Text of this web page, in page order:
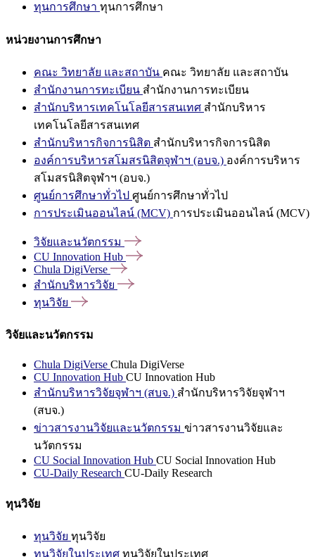
ทุนการศึกษา ทุนการศึกษา
หน่วยงานการศึกษา
คณะ วิทยาลัย และสถาบัน คณะ วิทยาลัย และสถาบัน
สำนักงานการทะเบียน สำนักงานการทะเบียน
สำนักบริหารเทคโนโลยีสารสนเทศ สำนักบริหาร
เทคโนโลยีสารสนเทศ
สำนักบริหารกิจการนิสิต สำนักบริหารกิจการนิสิต
องค์การบริหารสโมสรนิสิตจุฬาฯ (อบจ.) องค์การบริหาร
สโมสรนิสิตจุฬาฯ (อบจ.)
ศูนย์การศึกษาทั่วไป ศูนย์การศึกษาทั่วไป
การประเมินออนไลน์ (MCV) การประเมินออนไลน์ (MCV)
วิจัยและนวัตกรรม
CU Innovation Hub
Chula DigiVerse
สำนักบริหารวิจัย
ทุนวิจัย
วิจัยและนวัตกรรม
Chula DigiVerse Chula DigiVerse
CU Innovation Hub CU Innovation Hub
สำนักบริหารวิจัยจุฬาฯ (สบจ.) สำนักบริหารวิจัยจุฬาฯ
(สบจ.)
ข่าวสารงานวิจัยและนวัตกรรม ข่าวสารงานวิจัยและ
นวัตกรรม
CU Social Innovation Hub CU Social Innovation Hub
CU-Daily Research CU-Daily Research
ทุนวิจัย
ทุนวิจัย ทุนวิจัย
ทุนวิจัยในประเทศ ทุนวิจัยในประเทศ